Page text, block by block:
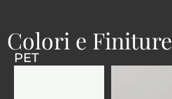
Colori e Finiture
PET